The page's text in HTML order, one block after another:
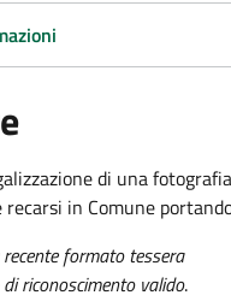
di una
in Comune
formato tessera
riconoscimento valido.